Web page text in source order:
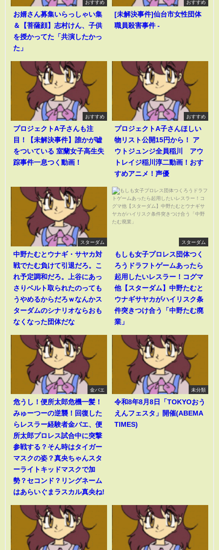
おすすめ
お婿さん募集いらっしゃい集
＆【菩薩顔】志村けん、子供
を授かってた「共演したかっ
た」
おすすめ
[未解決事件]仙台市女性団体
職員殺害事件 -
おすすめ
プロジェクトA子さんも注
目！【未解決事件】誰かが嘘
をついている 室蘭女子高生失
踪事件一息つく動画！
おすすめ
プロジェクトA子さんほしい
物リスト公開15円から！ ア
ウトジュンジ全員稲川 アウ
トレイジ稲川淳二動画！おす
すめアニメ！声優
スターダム
中野たむとウナギ・サヤカ対
戦でたむ負けて引退だろ。こ
れ予定調和だろ。上谷にあっ
さりベルト取られたのっても
うやめるからだろｗなんかス
ターダムのシナリオならおも
なくなった団体だな
スターダム
もしも女子プロレス団体つく
ろうドラフトゲームあったら
起用したいレスラー！コグマ
他【スターダム】中野たむと
ウナギサヤカがハイリスク条
件突きつけ合う「中野たむ廃
業」
金バエ
危うし！便所太郎危機一髪！
みゅーつーの逆襲！回復した
らレスラー経験者金バエ、便
所太郎プロレス試合中に突撃
参戦する？そん時はタイガー
マスクの姿？真央ちゃんスタ
ーライトキッドマスクで加
勢？セコンド？リングネーム
はあらいぐまラスカル真央ね!
未分類
令和8年8月8日「TOKYOおう
えんフェスタ」開催(ABEMA
TIMES)